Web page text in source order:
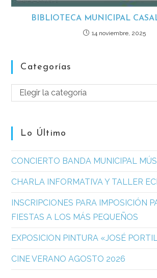
BIBLIOTECA MUNICIPAL
14 noviembre, 2025
Categorías
Elegir la categoría
Lo Último
CONCIERTO BANDA MUNICIPAL
CHARLA INFORMATIVA Y TALLER
INSCRIPCIONES PARA IMPOSICIÓN
FIESTAS A LOS MÁS PEQUEÑOS
EXPOSICION PINTURA «JOSÉ
CINE VERANO AGOSTO 2026